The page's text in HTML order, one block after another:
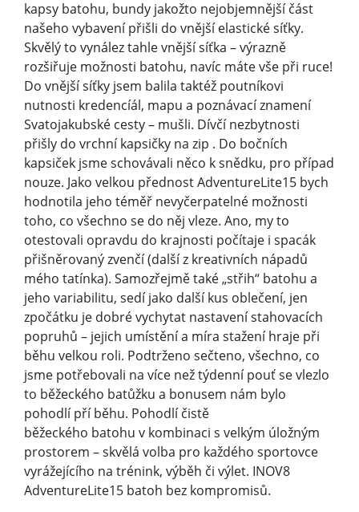
kapsy batohu, bundy jakožto nejobjemnější část
našeho vybavení přišli do vnější elastické síťky.
Skvělý to vynález tahle vnější síťka – výrazně
rozšiřuje možnosti batohu, navíc máte vše při ruce!
Do vnější síťky jsem balila taktéž poutníkovi
nutnosti kredencíál, mapu a poznávací znamení
Svatojakubské cesty – mušli. Dívčí nezbytnosti
přišly do vrchní kapsičky na zip . Do bočních
kapsiček jsme schovávali něco k snědku, pro případ
nouze. Jako velkou přednost AdventureLite15 bych
hodnotila jeho téměř nevyčerpatelné možnosti
toho, co všechno se do něj vleze. Ano, my to
otestovali opravdu do krajnosti počítaje i spacák
přišněrovaný zvenčí (další z kreativních nápadů
mého tatínka). Samozřejmě také „střih“ batohu a
jeho variabilitu, sedí jako další kus oblečení, jen
zpočátku je dobré vychytat nastavení stahovacích
popruhů – jejich umístění a míra stažení hraje při
běhu velkou roli. Podtrženo sečteno, všechno, co
jsme potřebovali na více než týdenní pouť se vlezlo
to běžeckého batůžku a bonusem nám bylo
pohodlí pří běhu. Pohodlí čistě
běžeckého batohu v kombinaci s velkým úložným
prostorem – skvělá volba pro každého sportovce
vyrážejícího na trénink, výběh či výlet. INOV8
AdventureLite15 batoh bez kompromisů.